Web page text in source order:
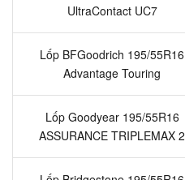
UltraContact UC7
Lốp BFGoodrich 195/55R16
Advantage Touring
Lốp Goodyear 195/55R16
ASSURANCE TRIPLEMAX 2